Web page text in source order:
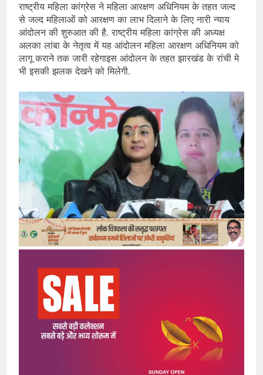
राष्ट्रीय महिला कांग्रेस ने महिला आरक्षण अधिनियम के तहत जल्द
से जल्द महिलाओं को आरक्षण का लाभ दिलाने के लिए नारी न्याय
आंदोलन की शुरुआत की है. राष्ट्रीय महिला कांग्रेस की अध्यक्ष
अलका लांबा के नेतृत्व में यह आंदोलन महिला आरक्षण अधिनियम को
लागू कराने तक जारी रहेगाइस आंदोलन के तहत झारखंड के रांची मे
भी इसकी झलक देखने को मिलेगी.